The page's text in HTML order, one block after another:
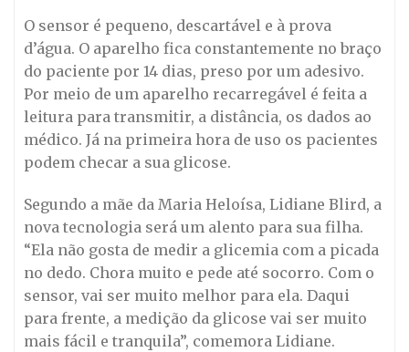
O sensor é pequeno, descartável e à prova
d’água. O aparelho fica constantemente no braço
do paciente por 14 dias, preso por um adesivo.
Por meio de um aparelho recarregável é feita a
leitura para transmitir, a distância, os dados ao
médico. Já na primeira hora de uso os pacientes
podem checar a sua glicose.
Segundo a mãe da Maria Heloísa, Lidiane Blird, a
nova tecnologia será um alento para sua filha.
“Ela não gosta de medir a glicemia com a picada
no dedo. Chora muito e pede até socorro. Com o
sensor, vai ser muito melhor para ela. Daqui
para frente, a medição da glicose vai ser muito
mais fácil e tranquila”, comemora Lidiane.